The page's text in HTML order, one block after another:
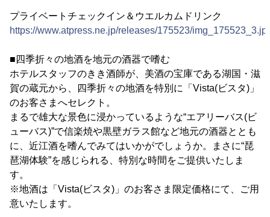
プライベートチェックイン＆ウエルカムドリンク
https://www.atpress.ne.jp/releases/175523/
■四季折々の地酒を地元の酒器で嗜む
ホテルスタッフのきき酒師が、美酒の宝庫である湖国・滋
賀の蔵元から、四季折々の地酒を特別に「Vista(ビスタ)」
のお客さまへセレクト。
まるで雄大な景色に浸かっているような“エアリーバス(ビ
ューバス)”で信楽焼や黒壁ガラス館など地元の酒器ととも
に、近江酒を嗜んでみてはいかがでしょうか。まさに“琵
琶湖体験”を感じられる、特別な時間をご提供いたしま
す。
※地酒は「Vista(ビスタ)」のお客さま限定価格にて、ご用
意いたします。